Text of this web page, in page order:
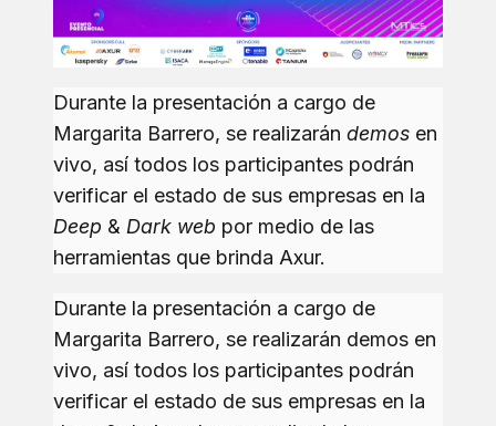
Durante la presentación a cargo de
Margarita Barrero, se realizarán demos en
vivo, así todos los participantes podrán
verificar el estado de sus empresas en la
Deep & Dark web por medio de las
herramientas que brinda Axur.
Durante la presentación a cargo de
Margarita Barrero, se realizarán demos en
vivo, así todos los participantes podrán
verificar el estado de sus empresas en la